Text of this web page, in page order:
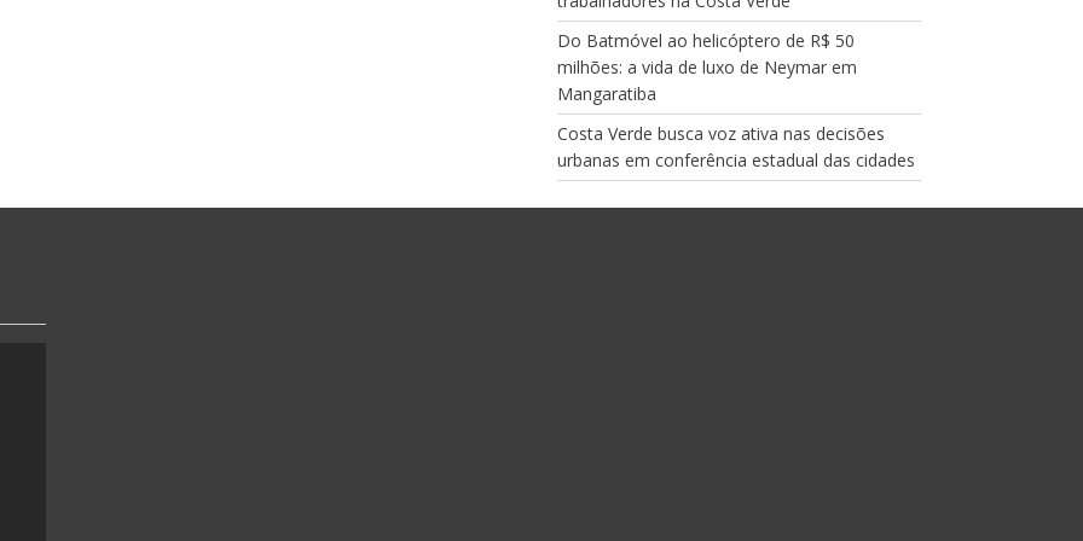
Do Batmóvel ao helicóptero de R$ 50
milhões: a vida de luxo de Neymar em
Mangaratiba
Costa Verde busca voz ativa nas decisões
urbanas em conferência estadual das cidades